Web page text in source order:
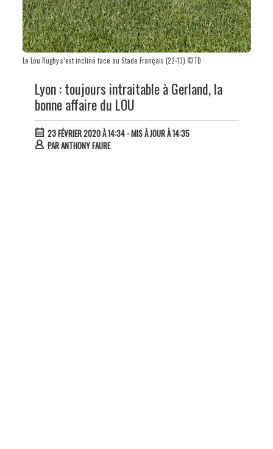
Le Lou Rugby s’est incliné face au Stade Français (22-13) ©TD
Lyon : toujours intraitable à Gerland, la
bonne affaire du LOU
23 FÉVRIER 2020 À 14:34- MIS À JOUR À 14:35
PARANTHONY FAURE